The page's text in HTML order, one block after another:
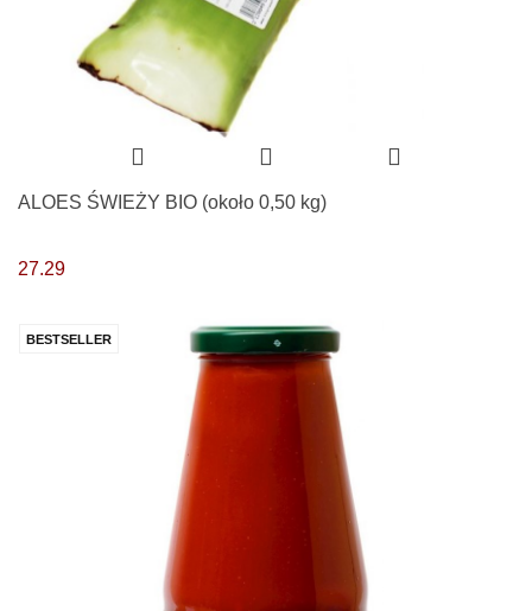
ALOES ŚWIEŻY BIO (około 0,50 kg)
27.29
BESTSELLER